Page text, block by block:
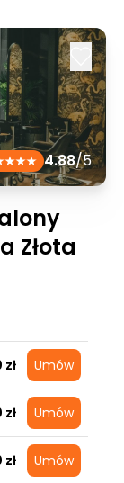
4.88/5
Złota
zł Umów
zł Umów
Umów